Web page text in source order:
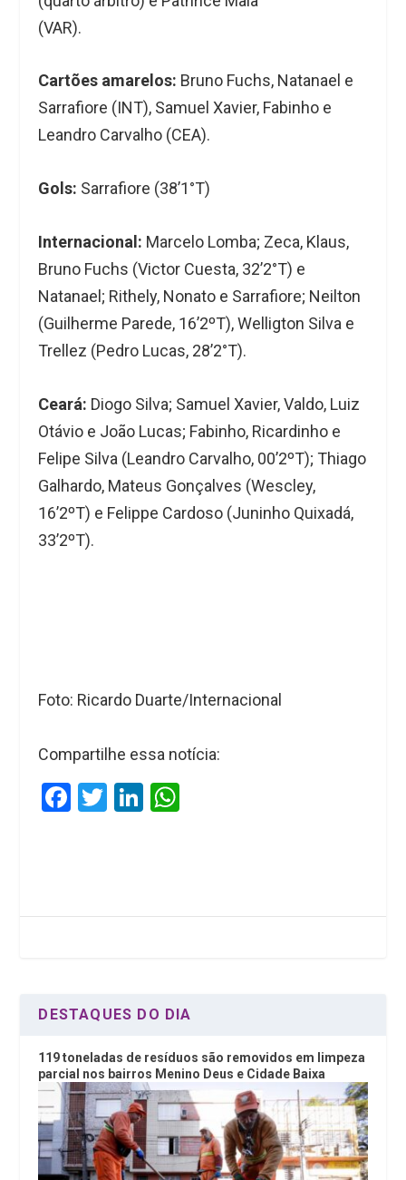
(VAR).
Cartões amarelos: Bruno Fuchs, Natanael e
Sarrafiore (INT), Samuel Xavier, Fabinho e
Leandro Carvalho (CEA).
Gols: Sarrafiore (38’1°T)
Internacional: Marcelo Lomba; Zeca, Klaus,
Bruno Fuchs (Victor Cuesta, 32’2°T) e
Natanael; Rithely, Nonato e Sarrafiore; Neilton
(Guilherme Parede, 16’2ºT), Welligton Silva e
Trellez (Pedro Lucas, 28’2°T).
Ceará: Diogo Silva; Samuel Xavier, Valdo, Luiz
Otávio e João Lucas; Fabinho, Ricardinho e
Felipe Silva (Leandro Carvalho, 00’2ºT); Thiago
Galhardo, Mateus Gonçalves (Wescley,
16’2ºT) e Felippe Cardoso (Juninho Quixadá,
33’2ºT).
Foto: Ricardo Duarte/Internacional
Compartilhe essa notícia:
F
o
T
Li
n
A
DESTAQUES DO DIA
119 toneladas de resíduos são removidos em limpeza
parcial nos bairros Menino Deus e Cidade Baixa